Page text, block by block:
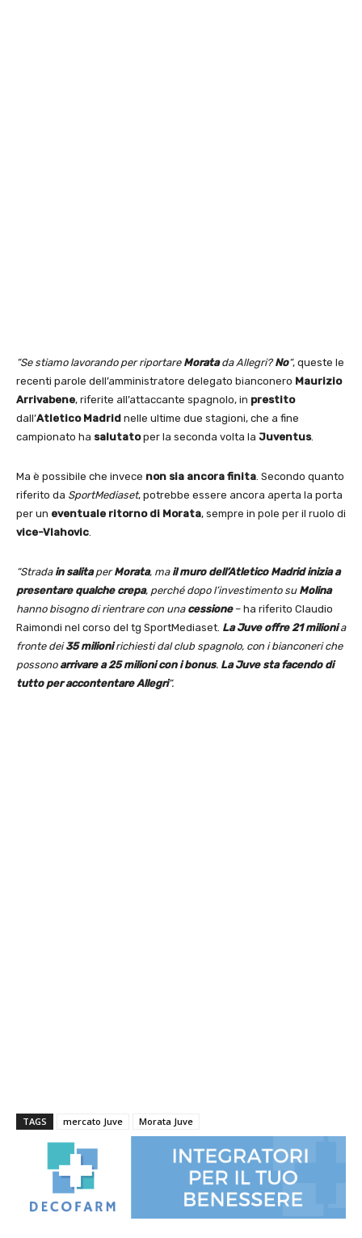
“Se stiamo lavorando per riportare Moratada Allegri?No“, queste le
recenti parole dell’amministratore delegato bianconero Maurizio
Arrivabene, riferite all’attaccante spagnolo, in prestito
dall’Atletico Madrid nelle ultime due stagioni, che a fine
campionato ha salutatoper la seconda volta la Juventus.
Ma è possibile che invece non sia ancora finita . Secondo quanto
riferito da SportMediaset, potrebbe essere ancora aperta la porta
per un eventuale ritorno di Morata, sempre in pole per il ruolo di
vice-Vlahovic
“Strada in salitaperMorata, ma il muro dell’Atletico Madrid inizia a
presentare qualche crepa, perché dopo l’investimento su Molina
hanno bisogno di rientrare con una cessione– ha riferito Claudio
Raimondi nel corso del tg SportMediaset. La Juve offre 21 milionia
fronte dei35 milionirichiesti dal club spagnolo, con i bianconeri che
possonoarrivare a 25 milioni con i bonus. La Juve sta facendo di
tutto per accontentare Allegri“.
TAGS mercato Juve Morata Juve